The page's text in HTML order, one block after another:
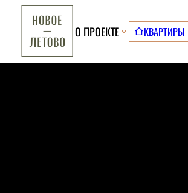
О ПРОЕКТЕ КВАРТИРЫ